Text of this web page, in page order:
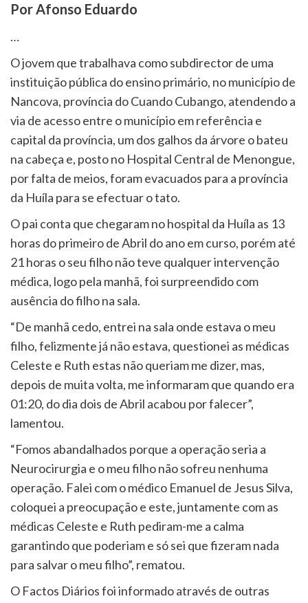
Por Afonso Eduardo
…
O jovem que trabalhava como subdirector de uma
instituição pública do ensino primário, no município de
Nancova, província do Cuando Cubango, atendendo a
via de acesso entre o município em referência e
capital da província, um dos galhos da árvore o bateu
na cabeça e, posto no Hospital Central de Menongue,
por falta de meios, foram evacuados para a província
da Huíla para se efectuar o tato.
O pai conta que chegaram no hospital da Huíla as 13
horas do primeiro de Abril do ano em curso, porém até
21 horas o seu filho não teve qualquer intervenção
médica, logo pela manhã, foi surpreendido com
ausência do filho na sala.
“De manhã cedo, entrei na sala onde estava o meu
filho, felizmente já não estava, questionei as médicas
Celeste e Ruth estas não queriam me dizer, mas,
depois de muita volta, me informaram que quando era
01:20, do dia dois de Abril acabou por falecer”,
lamentou.
“Fomos abandalhados porque a operação seria a
Neurocirurgia e o meu filho não sofreu nenhuma
operação. Falei com o médico Emanuel de Jesus Silva,
coloquei a preocupação e este, juntamente com as
médicas Celeste e Ruth pediram-me a calma
garantindo que poderiam e só sei que fizeram nada
para salvar o meu filho”, rematou.
O Factos Diários foi informado através de outras